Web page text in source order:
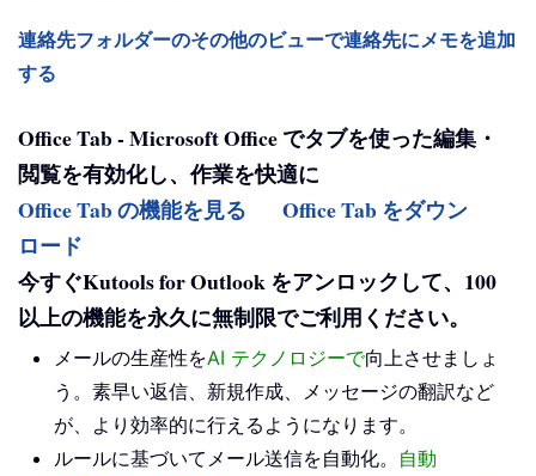
連絡先フォルダーのその他のビューで連絡先にメモを追加
する
Office Tab - Microsoft Office でタブを使った編集・
閲覧を有効化し、作業を快適に
Office Tab の機能を見る
Office Tab をダウン
ロード
今すぐKutools for Outlook をアンロックして、100
以上の機能を永久に無制限でご利用ください。
メールの生産性をAI テクノロジーで向上させましょ
う。素早い返信、新規作成、メッセージの翻訳など
が、より効率的に行えるようになります。
ルールに基づいてメール送信を自動化。 自動